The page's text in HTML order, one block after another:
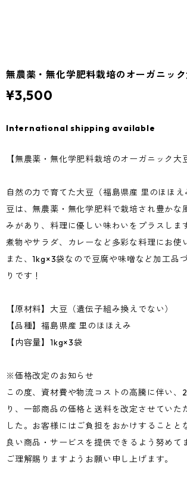
無農薬・無化学肥料栽培のオーガニッ
¥3,500
International shipping available
【無農薬・無化学肥料栽培のオーガニック大
自然の力で育てた大豆（福島県産 里のほほ
豆は、無農薬・無化学肥料で栽培され豊かな
みがあり、料理に優しい味わいをプラスしま
煮物やサラダ、カレーなど多彩な料理にお使
また、1kg×3袋なので豆腐や味噌など加工品
りです！
【原材料】大豆（遺伝子組み換えでない）
【品種】福島県産 里のほほえみ
【内容量】1kg×3袋
※価格改定のお知らせ
この度、資材費や物流コストの高騰に伴い、
り、一部商品の価格と送料を改定させていた
した。お客様にはご負担をおかけすることと
良い商品・サービスを提供できるよう努めて
ご理解賜りますようお願い申し上げます。